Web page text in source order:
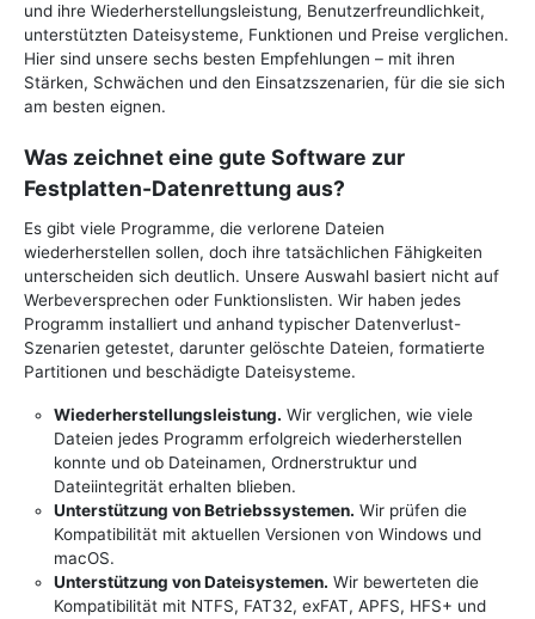
und ihre Wiederherstellungsleistung, Benutzerfreundlichkeit,
unterstützten Dateisysteme, Funktionen und Preise verglichen.
Hier sind unsere sechs besten Empfehlungen – mit ihren
Stärken, Schwächen und den Einsatzszenarien, für die sie sich
am besten eignen.
Was zeichnet eine gute Software zur
Festplatten-Datenrettung aus?
Es gibt viele Programme, die verlorene Dateien
wiederherstellen sollen, doch ihre tatsächlichen Fähigkeiten
unterscheiden sich deutlich. Unsere Auswahl basiert nicht auf
Werbeversprechen oder Funktionslisten. Wir haben jedes
Programm installiert und anhand typischer Datenverlust-
Szenarien getestet, darunter gelöschte Dateien, formatierte
Partitionen und beschädigte Dateisysteme.
Wiederherstellungsleistung. Wir verglichen, wie viele
Dateien jedes Programm erfolgreich wiederherstellen
konnte und ob Dateinamen, Ordnerstruktur und
Dateiintegrität erhalten blieben.
Unterstützung von Betriebssystemen. Wir prüfen die
Kompatibilität mit aktuellen Versionen von Windows und
macOS.
Unterstützung von Dateisystemen. Wir bewerteten die
Kompatibilität mit NTFS, FAT32, exFAT, APFS, HFS+ und